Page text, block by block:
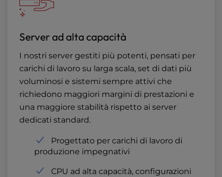
Server ad alta capacità
I nostri server gestiti più potenti, pensati per
carichi di lavoro su larga scala, set di dati più
voluminosi e sistemi sempre attivi che
richiedono maggiori margini di prestazioni e
una maggiore stabilità rispetto ai server
dedicati standard.
Progettato per carichi di lavoro di
produzione impegnativi
CPU ad alta capacità, configurazioni